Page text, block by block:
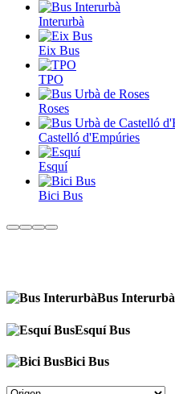
Interurbà
Eix Bus
TPO
Roses
Castelló d'Empúries
Esquí
Bici Bus
Bus Interurbà
Esquí Bus
Bici Bus